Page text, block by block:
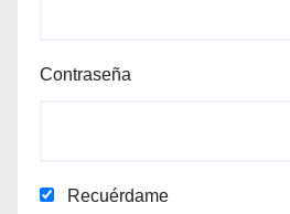
Contraseña
Recuérdame